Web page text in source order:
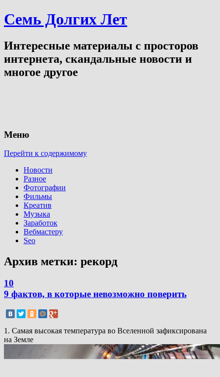
Семь Долгих Лет
Интересные материалы с просторов
интернета, скандальные новости и
многое другое
Меню
Перейти к содержимому
Новости
Разное
Фотографии
Фильмы
Креатив
Музыка
Заработок
Вебмастеру
Seo
Архив метки: рекорд
10
9 фактов, в которые невозможно поверить
1. Самая высокая температура во Вселенной зафиксирована
на Земле